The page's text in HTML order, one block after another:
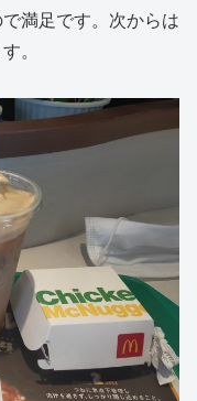
満足です。次からは
。